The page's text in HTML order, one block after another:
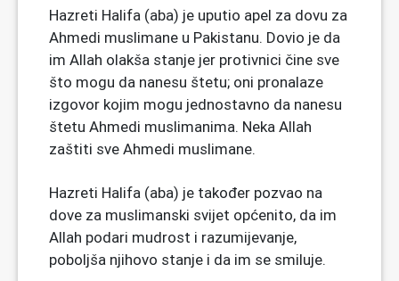
Hazreti Halifa (aba) je uputio apel za dovu za
Ahmedi muslimane u Pakistanu. Dovio je da
im Allah olakša stanje jer protivnici čine sve
što mogu da nanesu štetu; oni pronalaze
izgovor kojim mogu jednostavno da nanesu
štetu Ahmedi muslimanima. Neka Allah
zaštiti sve Ahmedi muslimane.
Hazreti Halifa (aba) je također pozvao na
dove za muslimanski svijet općenito, da im
Allah podari mudrost i razumijevanje,
poboljša njihovo stanje i da im se smiluje.